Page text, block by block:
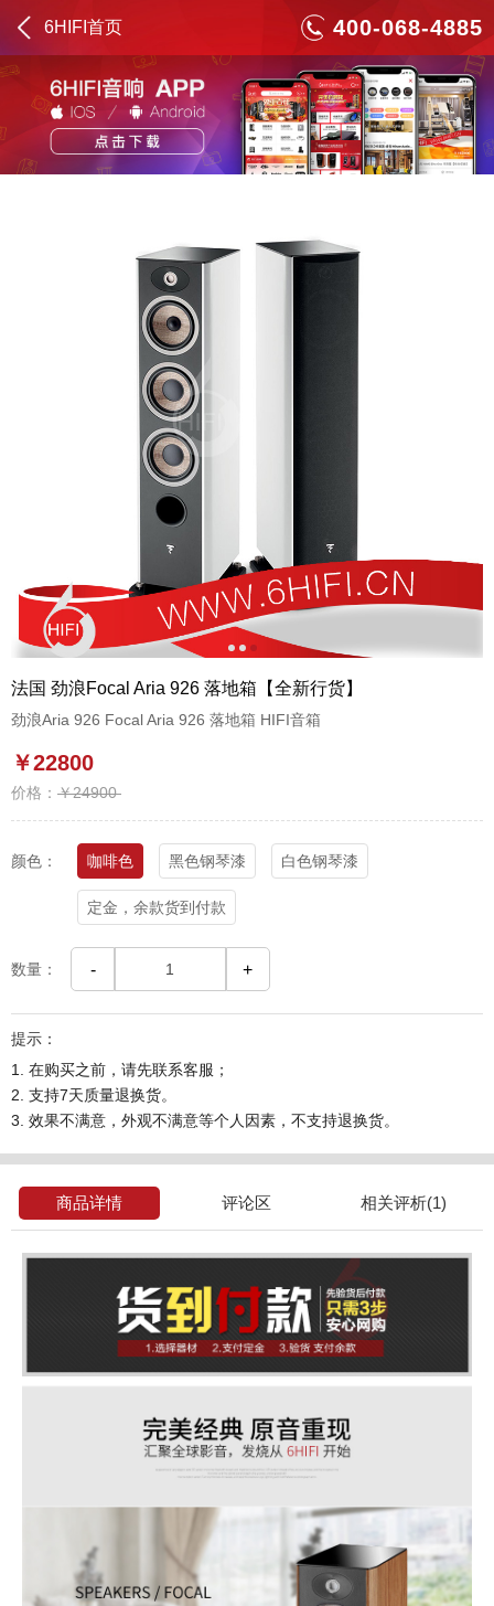
6HIFI首页 400-068-4885
1 2 3
法国 劲浪Focal Aria 926 落地箱【全新行货】
劲浪Aria 926 Focal Aria 926 落地箱 HIFI音箱
￥22800
价格： ￥24900
颜色： 咖啡色 黑色钢琴漆 白色钢琴漆
定金，余款货到付款
数量： - +
提示：
1. 在购买之前，请先联系客服；
2. 支持7天质量退换货。
3. 效果不满意，外观不满意等个人因素，不支持退换货。
商品详情 评论区 相关评析(1)